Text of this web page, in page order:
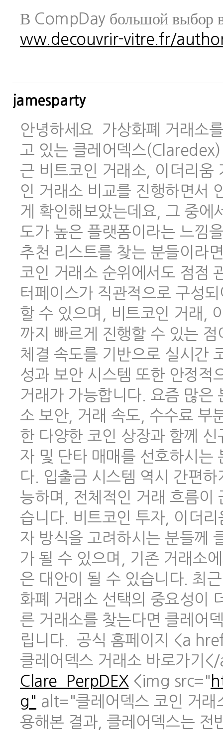
В CompDay большой выбор
ww.decouvrir-vitre.fr/
jamesparty
안녕하세요 가상화폐 거래소
고 있는 클레어덱스
근 비트코인 거래소, 이더리움
인 거래소 비교를 진행하면서
게 확인해보았는데요, 그 중에
도가 높은 플랫폼이라는 느낌
추천 리스트를 찾는 분들이라
코인 거래소 순위에서도 점점
터페이스가 직관적으로 구성
할 수 있으며, 비트코인 거래,
까지 빠르게 진행할 수 있는
체결 속도를 기반으로 실시간
성과 보안 시스템 또한 안정적
거래가 가능합니다. 요즘 많은
소 보안, 거래 속도, 수수료 부
한 다양한 코인 상장과 함께
자 및 단타 매매를 선호하시는
다. 입출금 시스템 역시 간편
능하며, 전체적인 거래 흐름이
습니다. 비트코인 투자, 이더
자 방식을 고려하시는 분들께
가 될 수 있으며, 기존 거래소
은 대안이 될 수 있습니다. 최
화폐 거래소 선택의 중요성이
른 거래소를 찾는다면 클레어
립니다. 공식 홈페이지 <a
클레어덱스 거래소 바로가기
Clare_PerpDEX <img src="
g" alt="클레어덱스 코인 거래
용해본 결과, 클레어덱스는 전